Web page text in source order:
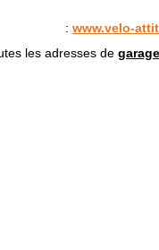
: www.velo-
les adresses de